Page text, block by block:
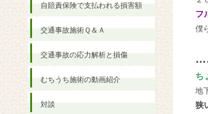
フ
僕
ち
地
狭
自賠責保険で支払われる損害額
交通事故施術Ｑ＆Ａ
交通事故の応力解析と損傷
むちうち施術の動画紹介
対談